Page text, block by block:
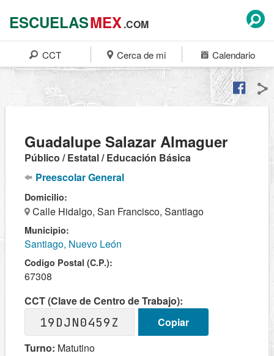
ESCUELASMEX.COM
CCT Cerca de mi Calendario
Guadalupe Salazar Almaguer
Público / Estatal / Educación Básica
Preescolar General
Domicilio:
Calle Hidalgo, San Francisco, Santiago
Municipio:
Santiago, Nuevo León
Codigo Postal (C.P.):
67308
CCT (Clave de Centro de Trabajo):
19DJN0459Z
Copiar
Turno: Matutino